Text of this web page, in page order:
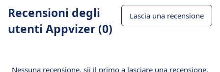
Recensioni degli
utenti Appvizer (0)
Lascia una recensione
Nessuna recensione, sii il primo a lasciare una recensione.